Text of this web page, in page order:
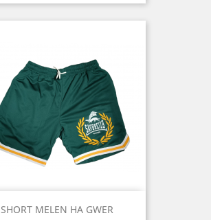
SHORT MELEN HA GWER